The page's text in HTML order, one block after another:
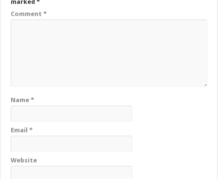
marked*
Comment*
Name*
Email*
Website